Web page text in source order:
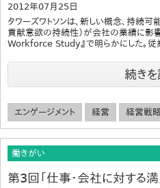
2012年07月25日
タワーズワトソンは、新しい概念、持続
貢献意欲の持続性）が会社の業績に影
Workforce Study』で明らかにした。
続き
エンゲージメント 経営 経営戦
働きがい
第3回「仕事・会社に対する